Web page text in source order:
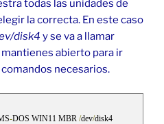
todas las unidades de
la correcta. En este caso
disk4 y se va a llamar
mantienes abierto para ir
necesarios.
-DOS WIN11 MBR /dev/disk4